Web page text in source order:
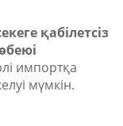
қабілетсіз
импортқа
мүмкін.